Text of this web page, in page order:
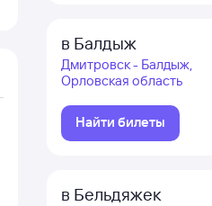
в Балдыж
Дмитровск - Балдыж,
Орловская область
Найти билеты
в Бельдяжек